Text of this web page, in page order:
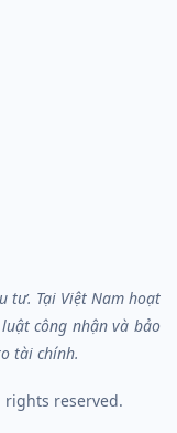
tư. Tại Việt Nam hoạt
công nhận và bảo
tài chính.
rights reserved.